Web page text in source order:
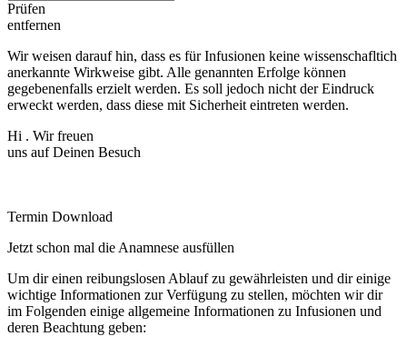
Prüfen
entfernen
Wir weisen darauf hin, dass es für Infusionen keine wissenschafltich
anerkannte Wirkweise gibt. Alle genannten Erfolge können
gegebenenfalls erzielt werden. Es soll jedoch nicht der Eindruck
erweckt werden, dass diese mit Sicherheit eintreten werden.
Hi . Wir freuen
uns auf Deinen Besuch
Termin Download
Jetzt schon mal die Anamnese ausfüllen
Um dir einen reibungslosen Ablauf zu gewährleisten und dir einige
wichtige Informationen zur Verfügung zu stellen, möchten wir dir
im Folgenden einige allgemeine Informationen zu Infusionen und
deren Beachtung geben: